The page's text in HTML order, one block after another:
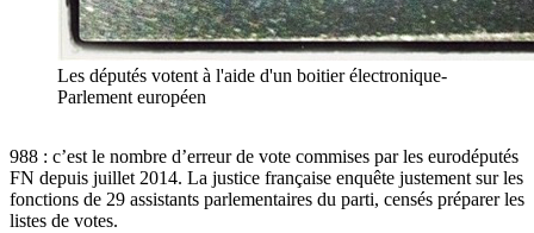
Les députés votent à l'aide d'un boitier électronique-
Parlement européen
988 : c’est le nombre d’erreur de vote commises par les eurodéputés
FN depuis juillet 2014. La justice française enquête justement sur les
fonctions de 29 assistants parlementaires du parti, censés préparer les
listes de votes.